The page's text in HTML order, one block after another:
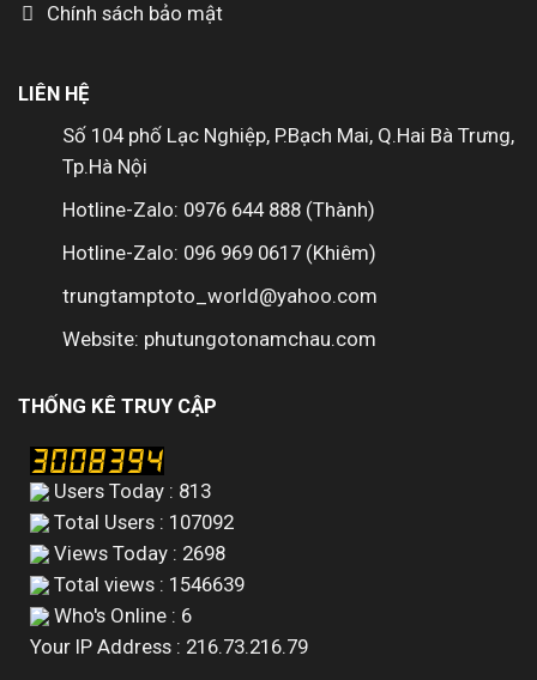
Chính sách bảo mật
LIÊN HỆ
Số 104 phố Lạc Nghiệp, P.Bạch Mai, Q.Hai Bà Trưng,
Tp.Hà Nội
Hotline-Zalo: 0976 644 888 (Thành)
Hotline-Zalo: 096 969 0617 (Khiêm)
trungtamptoto_world@yahoo.com
Website: phutungotonamchau.com
THỐNG KÊ TRUY CẬP
Users Today : 813
Total Users : 107092
Views Today : 2698
Total views : 1546639
Who's Online : 6
Your IP Address : 216.73.216.79